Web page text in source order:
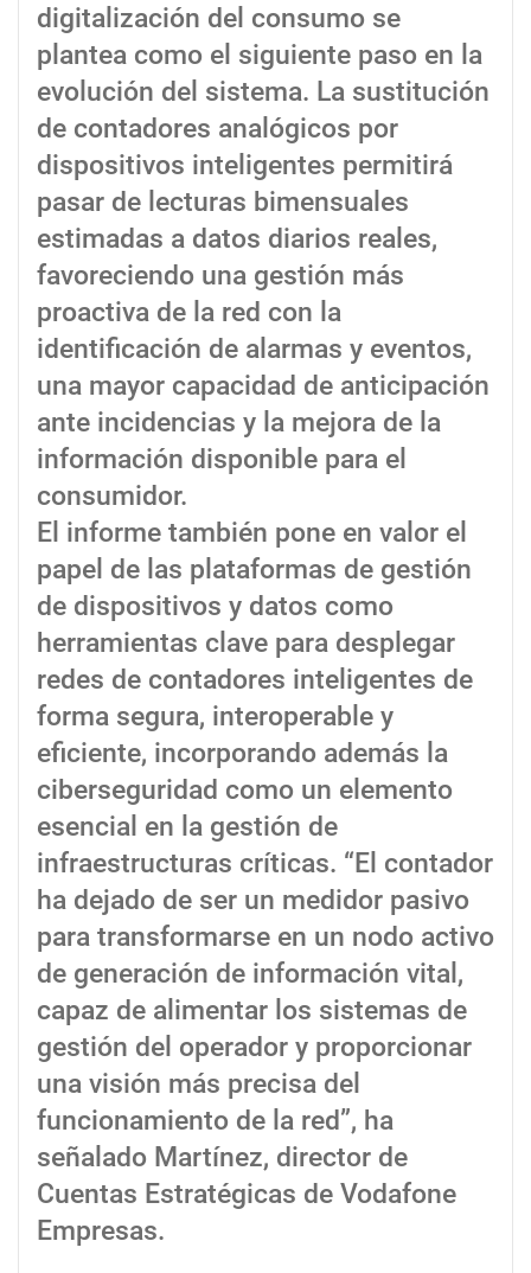
digitalización del consumo se
plantea como el siguiente paso en la
evolución del sistema. La sustitución
de contadores analógicos por
dispositivos inteligentes permitirá
pasar de lecturas bimensuales
estimadas a datos diarios reales,
favoreciendo una gestión más
proactiva de la red con la
identificación de alarmas y eventos,
una mayor capacidad de anticipación
ante incidencias y la mejora de la
información disponible para el
consumidor.
El informe también pone en valor el
papel de las plataformas de gestión
de dispositivos y datos como
herramientas clave para desplegar
redes de contadores inteligentes de
forma segura, interoperable y
eficiente, incorporando además la
ciberseguridad como un elemento
esencial en la gestión de
infraestructuras críticas. “El contador
ha dejado de ser un medidor pasivo
para transformarse en un nodo activo
de generación de información vital,
capaz de alimentar los sistemas de
gestión del operador y proporcionar
una visión más precisa del
funcionamiento de la red”, ha
señalado Martínez, director de
Cuentas Estratégicas de Vodafone
Empresas.